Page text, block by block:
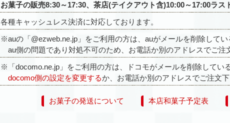
お菓子の販売8:30～17:30、茶店(テイクアウト含)10:00～17:00ラス
各種キャッシュレス決済に対応しております。
※auの「@ezweb.ne.jp」をご利用の方は、auがメールを削除してい
au側の問題であり対処不可のため、お電話か別のアドレスでご注
※「docomo.ne.jp」をご利用の方は、ドコモがメールを削除してい
docomo側の設定を変更するか、お電話か別のアドレスでご注文下
お菓子の発送について 本店和菓子予定表